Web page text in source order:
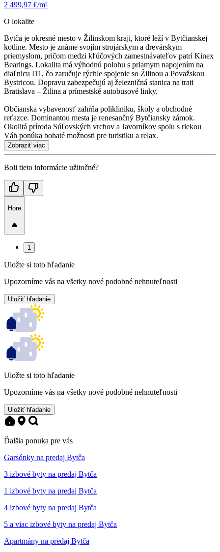
2 499,97 €/m²
O lokalite
Bytča je okresné mesto v Žilinskom kraji, ktoré leží v Bytčianskej
kotline. Mesto je známe svojím strojárskym a drevárskym
priemyslom, pričom medzi kľúčových zamestnávateľov patrí Kinex
Bearings. Lokalita má výhodnú polohu s priamym napojením na
diaľnicu D1, čo zaručuje rýchle spojenie so Žilinou a Považskou
Bystricou. Dopravu zabezpečujú aj železničná stanica na trati
Bratislava – Žilina a prímestské autobusové linky.
Občianska vybavenosť zahŕňa polikliniku, školy a obchodné
reťazce. Dominantou mesta je renesančný Bytčiansky zámok.
Okolitá príroda Súľovských vrchov a Javorníkov spolu s riekou
Váh ponúka bohaté možnosti pre turistiku a relax.
Zobraziť viac
Boli tieto informácie užitočné?
Hore
1
Uložte si toto hľadanie
Upozorníme vás na všetky nové podobné nehnuteľnosti
Uložiť hľadanie
Uložte si toto hľadanie
Upozorníme vás na všetky nové podobné nehnuteľnosti
Uložiť hľadanie
Ďalšia ponuka pre vás
Garsónky na predaj Bytča
3 izbové byty na predaj Bytča
1 izbové byty na predaj Bytča
4 izbové byty na predaj Bytča
5 a viac izbové byty na predaj Bytča
Apartmány na predaj Bytča